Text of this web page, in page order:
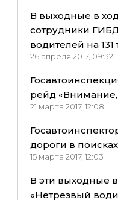
В выходные в
сотрудники
водителей на
26 апреля 2017, 09:32
рейд «Внимание,
21 марта 2017, 12:08
дороги в
15 марта 2017, 12:03
В эти выходные
«Нетрезвый